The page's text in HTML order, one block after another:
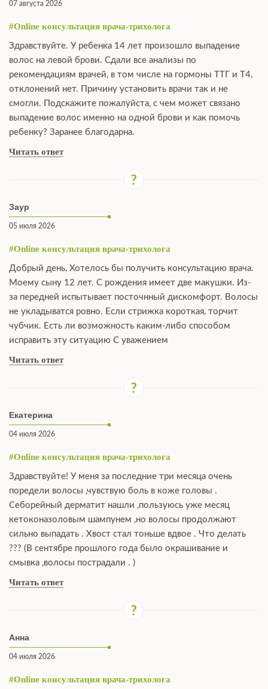
07 августа 2026
#Online консультация врача-трихолога
Здравствуйте. У ребенка 14 лет произошло выпадение
волос на левой брови. Сдали все анализы по
рекомендациям врачей, в том числе на гормоны ТТГ и Т4,
отклонений нет. Причину установить врачи так и не
смогли. Подскажите пожалуйста, с чем может связано
выпадение волос именно на одной брови и как помочь
ребенку? Заранее благодарна.
Читать ответ
Заур
05 июля 2026
#Online консультация врача-трихолога
Добрый день, Хотелось бы получить консультацию врача.
Моему сыну 12 лет. С рождения имеет две макушки. Из-
за передней испытывает посточнный дискомфорт. Волосы
не укладыватся ровно. Если стрижка короткая, торчит
чубчик. Есть ли возможность каким-либо способом
исправить эту ситуацию С уважением
Читать ответ
Екатерина
04 июля 2026
#Online консультация врача-трихолога
Здравствуйте! У меня за последние три месяца очень
поредели волосы ,чувствую боль в коже головы .
Себорейный дерматит нашли ,пользуюсь уже месяц
кетоконазоловым шампунем ,но волосы продолжают
сильно выпадать . Хвост стал тоньше вдвое . Что делать
??? (В сентябре прошлого года было окрашивание и
смывка ,волосы пострадали . )
Читать ответ
Анна
04 июля 2026
#Online консультация врача-трихолога